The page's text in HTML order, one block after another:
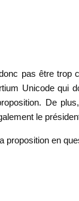
pas être trop
Unicode qui
De
le
proposition en